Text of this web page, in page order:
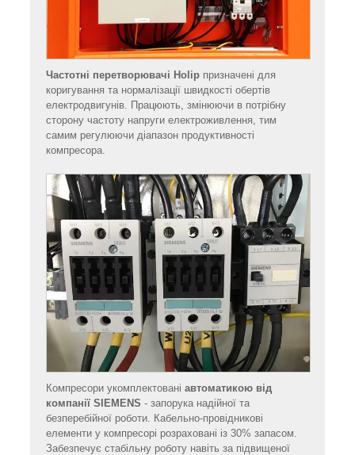
Частотні перетворювачі Holip призначені для
коригування та нормалізації швидкості обертів
електродвигунів. Працюють, змінюючи в потрібну
сторону частоту напруги електроживлення, тим
самим регулюючи діапазон продуктивності
компресора.
Компресори укомплектовані автоматикою від
компанії SIEMENS - запорука надійної та
безперебійної роботи. Кабельно-провідникові
елементи у компресорі розраховані із 30% запасом.
Забезпечує стабільну роботу навіть за підвищеної